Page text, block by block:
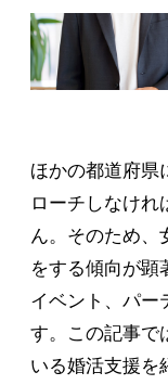
ほかの都道府県
ローチしなけれ
ん。そのため、
をする傾向が顕
イベント、パー
す。この記事で
いる婚活支援を